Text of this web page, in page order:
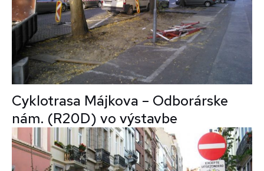
Cyklotrasa Májkova – Odborárske
nám. (R20D) vo výstavbe